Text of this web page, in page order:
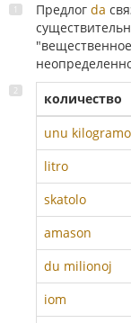
Предлог da
количество
unu kilogramo
litro
skatolo
amason
du milionoj
iom